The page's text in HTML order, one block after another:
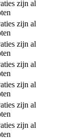
zijn al
zijn al
zijn al
zijn al
zijn al
zijn al
zijn al